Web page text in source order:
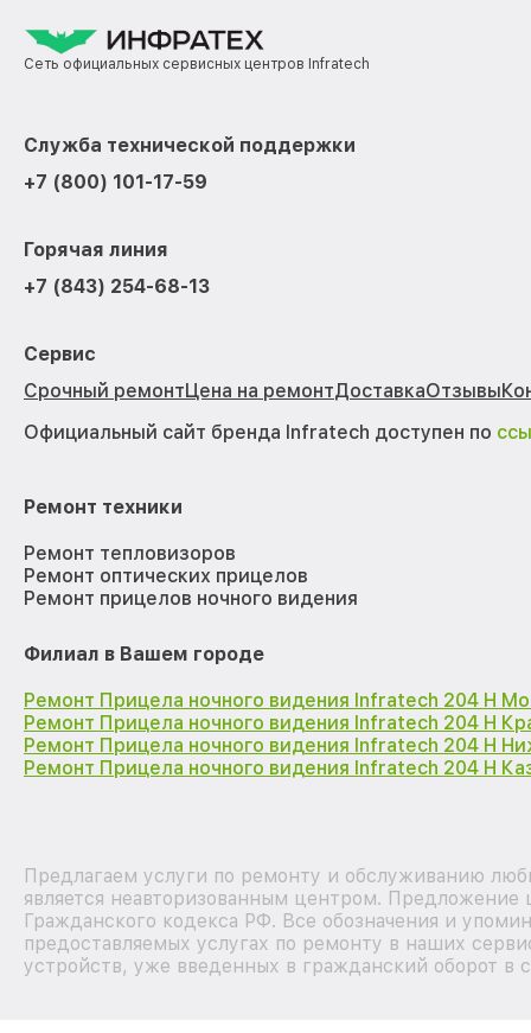
Сеть официальных сервисных центров Infratech
Служба технической поддержки
+7 (800) 101-17-59
Горячая линия
+7 (843) 254-68-13
Сервис
Срочный ремонтЦена на ремонтДоставкаОтзывы
Официальный сайт бренда Infratech доступен по
Ремонт техники
Ремонт тепловизоров
Ремонт оптических прицелов
Ремонт прицелов ночного видения
Филиал в Вашем городе
Ремонт Прицела ночного видения Infratech 204 Н
Ремонт Прицела ночного видения Infratech 204 Н
Ремонт Прицела ночного видения Infratech 204 Н
Ремонт Прицела ночного видения Infratech 204 Н
Предлагаем услуги по ремонту и обслуживанию
является неавторизованным центром.
Гражданского кодекса РФ. Все обозначения и
предоставляемых услугах по ремонту в наших
устройств, уже введенных в гражданский оборот в